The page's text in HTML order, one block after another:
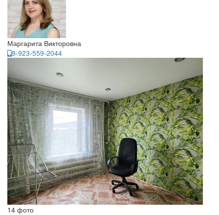
Маргарита Викторовна
8-923-559-2044
14 фото